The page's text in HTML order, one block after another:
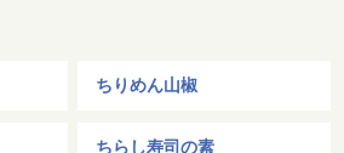
ちりめん山椒
ちらし寿司の素